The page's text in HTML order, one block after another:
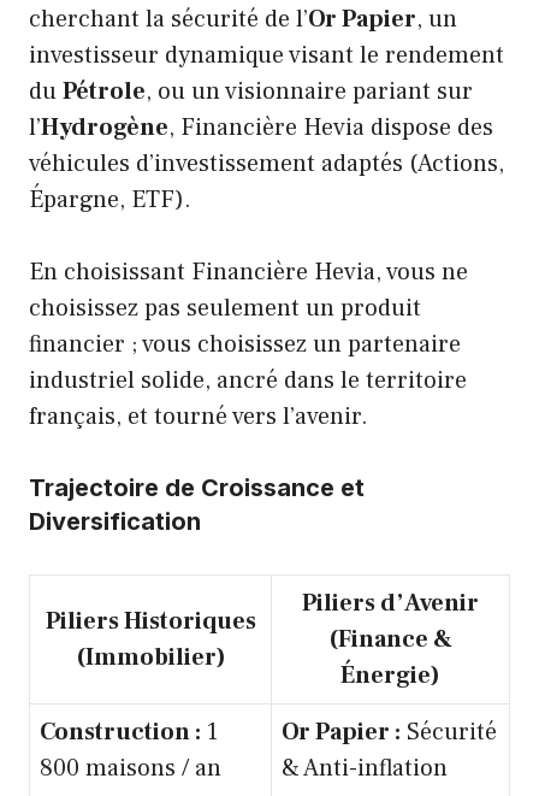
cherchant la sécurité de l’Or Papier, un
investisseur dynamique visant le rendement
duPétrole, ou un visionnaire pariant sur
l’Hydrogène, Financière Hevia dispose des
véhicules d’investissement adaptés (Actions,
Épargne, ETF).
En choisissant Financière Hevia, vous ne
choisissez pas seulement un produit
financier ; vous choisissez un partenaire
industriel solide, ancré dans le territoire
français, et tourné vers l’avenir.
Trajectoire de Croissance et
Diversification
Piliers Historiques
(Immobilier)
Piliers d’Avenir
(Finance &
Énergie)
Construction : 1
800 maisons / an
Or Papier : Sécurité
& Anti-inflation